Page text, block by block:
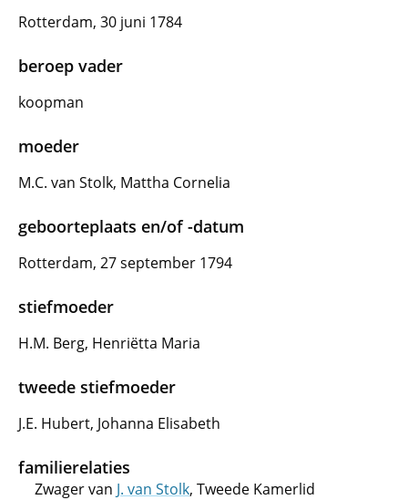
Rotterdam, 30 juni 1784
beroep vader
koopman
moeder
M.C. van Stolk, Mattha Cornelia
geboorteplaats en/of -datum
Rotterdam, 27 september 1794
stiefmoeder
H.M. Berg, Henriëtta Maria
tweede stiefmoeder
J.E. Hubert, Johanna Elisabeth
familierelaties
Zwager van J. van Stolk, Tweede Kamerlid